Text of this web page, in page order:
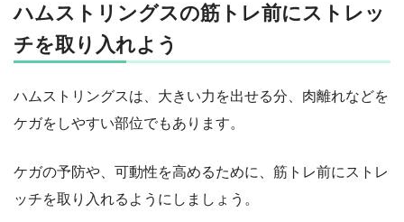
ハムストリングスの筋トレ前にストレッ
チを取り入れよう
ハムストリングスは、大きい力を出せる分、肉離れなどを
ケガをしやすい部位でもあります。
ケガの予防や、可動性を高めるために、筋トレ前にストレ
ッチを取り入れるようにしましょう。